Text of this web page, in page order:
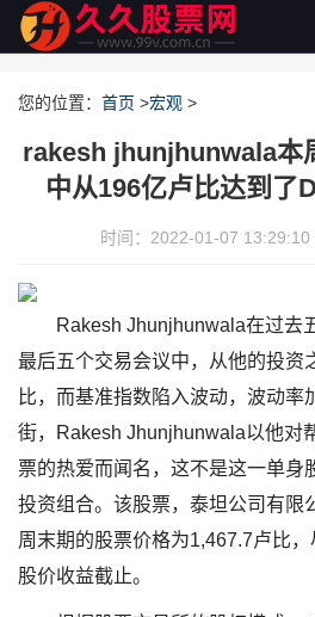
您的位置： 首页 >宏观 >
rakesh jhunjhunwala本
中从196亿卢比达到了
时间：2022-01-07 13:29:10
Rakesh Jhunjhunwala在过去
最后五个交易会议中，从他的投资
比，而基准指数陷入波动，波动率
街，Rakesh Jhunjhunwala以他对
票的热爱而闻名，这不是这一单身
投资组合。该股票，泰坦公司有限
周末期的股票价格为1,467.7卢比
股价收益截止。